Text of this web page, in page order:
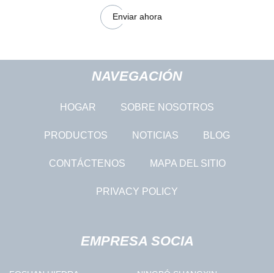
Enviar ahora
NAVEGACIÓN
HOGAR SOBRE NOSOTROS
PRODUCTOS NOTICIAS BLOG
CONTÁCTENOS MAPA DEL SITIO
PRIVACY POLICY
EMPRESA SOCIA